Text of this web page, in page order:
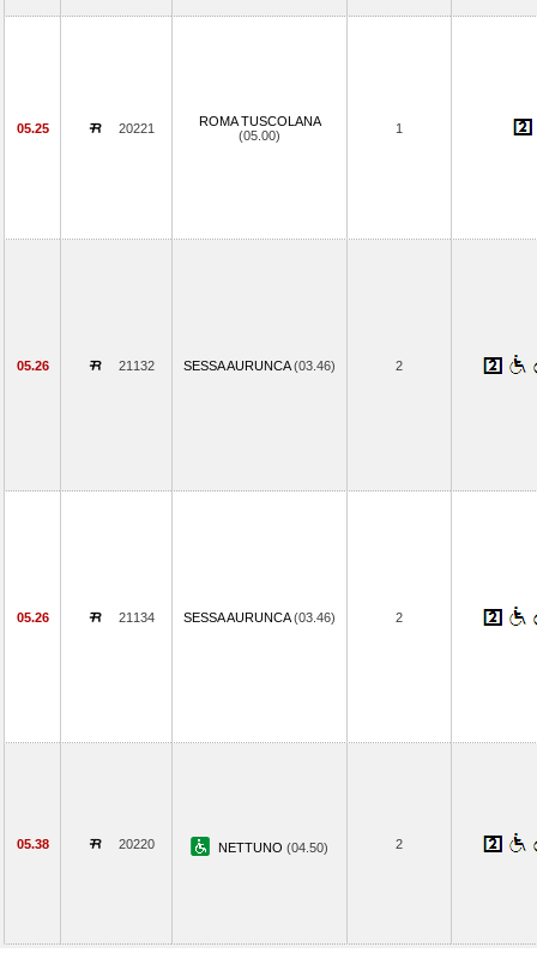
05.25 20221
ROMA TUSCOLANA
(05.00)
1
05.26 21132 SESSA AURUNCA(03.46) 2
05.26 21134 SESSA AURUNCA(03.46) 2
05.38 20220 NETTUNO (04.50) 2